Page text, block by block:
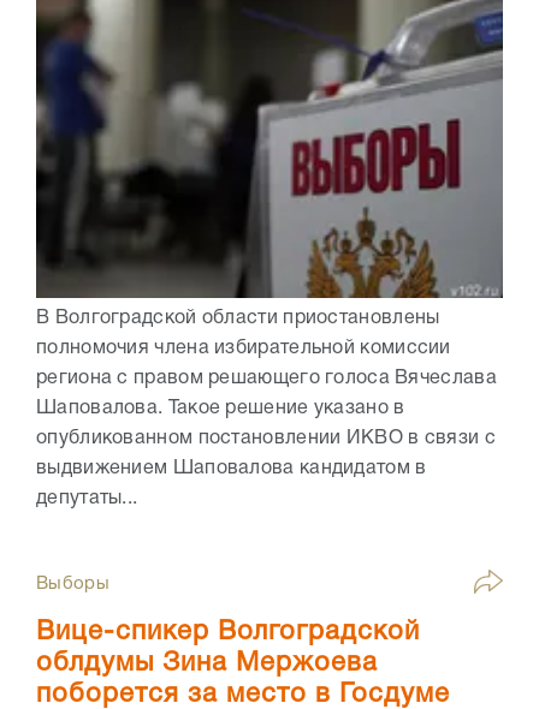
В Волгоградской области приостановлены
полномочия члена избирательной комиссии
региона с правом решающего голоса Вячеслава
Шаповалова. Такое решение указано в
опубликованном постановлении ИКВО в связи с
выдвижением Шаповалова кандидатом в
депутаты...
Выборы
Вице-спикер Волгоградской
облдумы Зина Мержоева
поборется за место в Госдуме